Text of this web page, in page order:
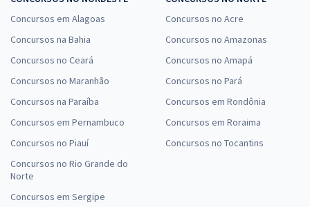
Concursos em Alagoas
Concursos na Bahia
Concursos no Ceará
Concursos no Maranhão
Concursos na Paraíba
Concursos em Pernambuco
Concursos no Piauí
Concursos no Rio Grande do
Norte
Concursos em Sergipe
Concursos no Acre
Concursos no Amazonas
Concursos no Amapá
Concursos no Pará
Concursos em Rondônia
Concursos em Roraima
Concursos no Tocantins